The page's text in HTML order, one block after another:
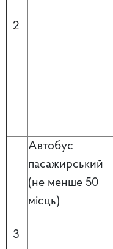
2
3
Автобус
пасажирський
(не менше 50
місць)